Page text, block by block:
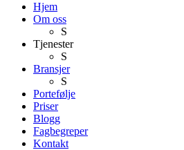
Hjem
Om oss
S
Tjenester
S
Bransjer
S
Portefølje
Priser
Blogg
Fagbegreper
Kontakt